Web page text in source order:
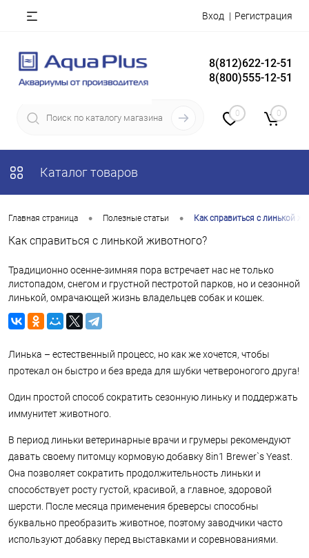
Вход Регистрация
8(812)622-12-51
8(800)555-12-51
0 0
Каталог товаров
Главная страница • Полезные статьи • Как справиться с линькой
Как справиться с линькой животного?
Традиционно осенне-зимняя пора встречает нас не только
листопадом, снегом и грустной пестротой парков, но и сезонной
линькой, омрачающей жизнь владельцев собак и кошек.
Линька – естественный процесс, но как же хочется, чтобы
протекал он быстро и без вреда для шубки четвероногого друга!
Один простой способ сократить сезонную линьку и поддержать
иммунитет животного.
В период линьки ветеринарные врачи и грумеры рекомендуют
давать своему питомцу кормовую добавку 8in1 Brewer`s Yeast.
Она позволяет сократить продолжительность линьки и
способствует росту густой, красивой, а главное, здоровой
шерсти. После месяца применения бреверсы способны
буквально преобразить животное, поэтому заводчики часто
используют добавку перед выставками и соревнованиями.